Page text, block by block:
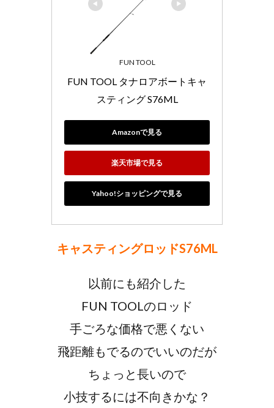
FUN TOOL
FUN TOOL タナロアボートキャ
スティング S76ML
Amazonで見る
楽天市場で見る
Yahoo!ショッピングで見る
キャスティングロッドS76ML
以前にも紹介した
FUN TOOLのロッド
手ごろな価格で悪くない
飛距離もでるのでいいのだが
ちょっと長いので
小技するには不向きかな？